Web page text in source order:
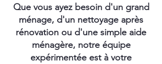
Que vous ayez besoin d'un grand
ménage, d'un nettoyage après
rénovation ou d'une simple aide
ménagère, notre équipe
expérimentée est à votre